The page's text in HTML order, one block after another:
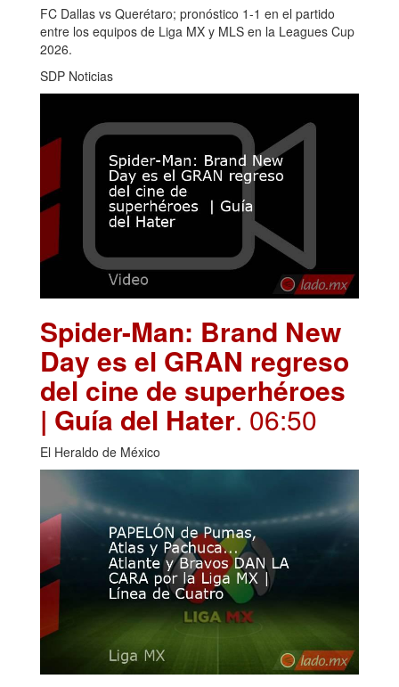
FC Dallas vs Querétaro; pronóstico 1-1 en el partido
entre los equipos de Liga MX y MLS en la Leagues Cup
2026.
SDP Noticias
Spider-Man: Brand New
Day es el GRAN regreso
del cine de superhéroes
| Guía del Hater. 06:50
El Heraldo de México